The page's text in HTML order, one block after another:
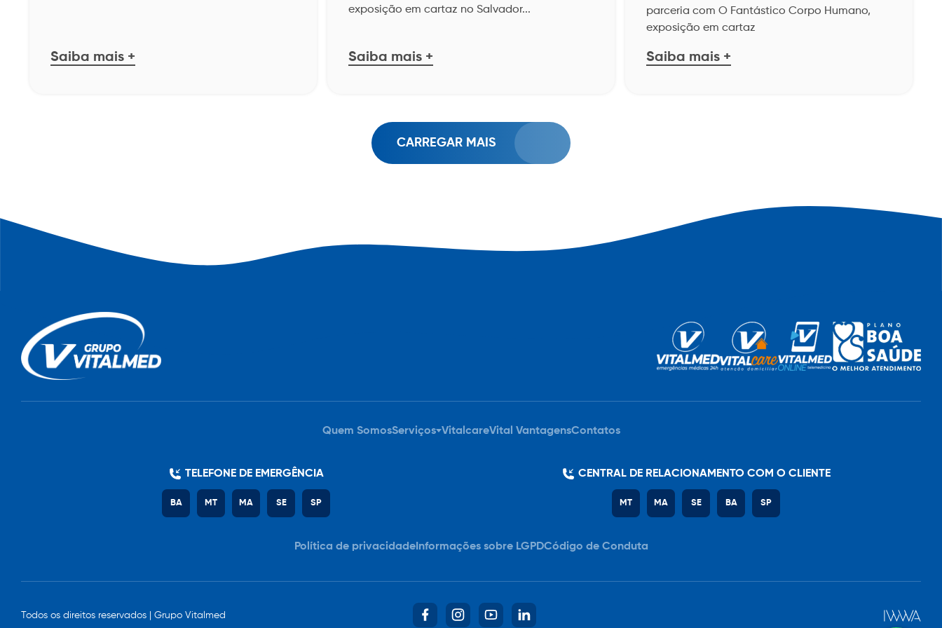
Saiba mais +
exposição em cartaz no Salvador...
Saiba mais +
parceria com O Fantástico Corpo Humano,
exposição em cartaz
Saiba mais +
CARREGAR MAIS
Quem SomosServiços VitalcareVital VantagensContatos
TELEFONE DE EMERGÊNCIA
BA MT MA SE SP
CENTRAL DE RELACIONAMENTO COM O CLIENTE
MT MA SE BA SP
Política de privacidadeInformações sobre LGPDCódigo de Conduta
Todos os direitos reservados | Grupo Vitalmed